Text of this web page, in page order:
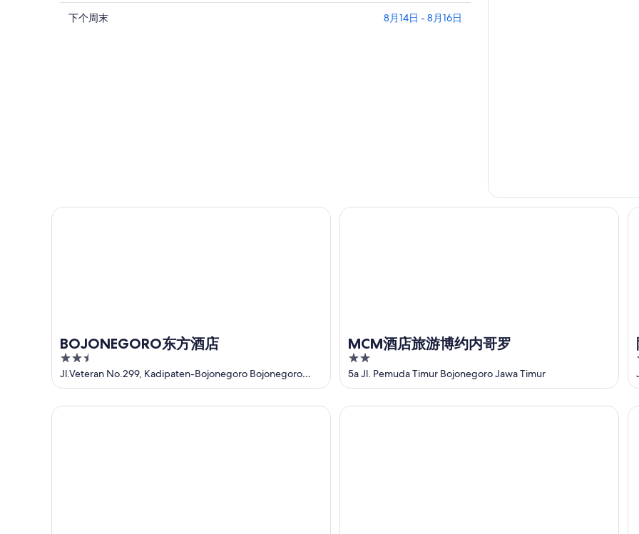
埠
头
入
-
8
月
9
日
看
新
价
9
日
-
8
月
查
末
为
8
月
日
下个周末 8月14日 - 8月16日
BOJONEGORO东方酒店
2.5
out
of
5
Jl.Veteran No.299, Kadipaten-Bojonegoro Bojonegoro
East Java
BOJONEGORO东方酒店
MCM酒店旅游博约内哥罗
2
out
of
5
5a Jl. Pemuda Timur Bojonegoro Jawa Timur
MCM酒店旅游博约内哥罗
波琼内格罗苏迪尔曼菲芙酒店 OYO 2493 莲花酒店Syariah